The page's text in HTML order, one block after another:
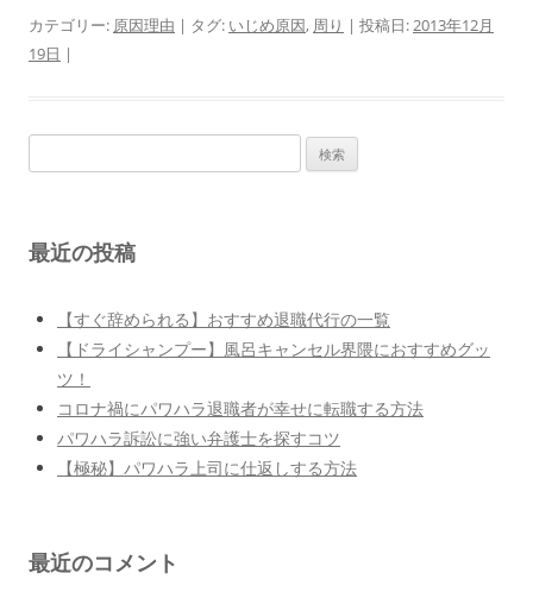
カテゴリー: 原因理由 | タグ: いじめ原因, 周り | 投稿日:2013年12月
19日 |
索:
最近の投稿
【すぐ辞められる】おすすめ退職代行の一覧
【ドライシャンプー】風呂キャンセル界隈におすすめグッ
ツ！
コロナ禍にパワハラ退職者が幸せに転職する方法
パワハラ訴訟に強い弁護士を探すコツ
【極秘】パワハラ上司に仕返しする方法
最近のコメント